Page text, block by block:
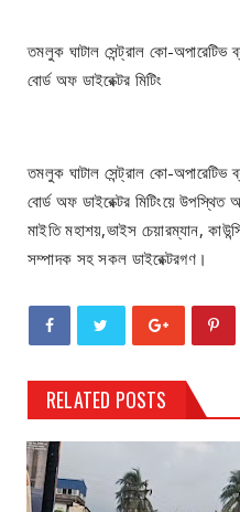
তমলুক ঘাটাল সেন্ট্রাল কো-অপারেটিভ
বোর্ড অফ ডাইরেক্টর মিটিং
তমলুক ঘাটাল সেন্ট্রাল কো-অপারেটিভ
বোর্ড অফ ডাইরেক্টর মিটিংয়ে উপস্থিত
মাইতি মহাশয়,ভাইস চেয়ারম্যান,
সম্পাদক সহ সকল ডাইরেক্টরগণ।
RELATED POSTS